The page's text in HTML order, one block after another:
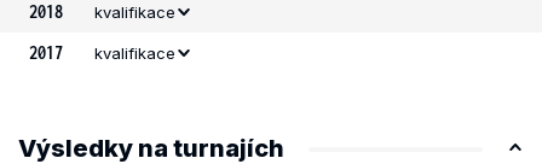
2018 kvalifikace
2017 kvalifikace
Výsledky na turnajích